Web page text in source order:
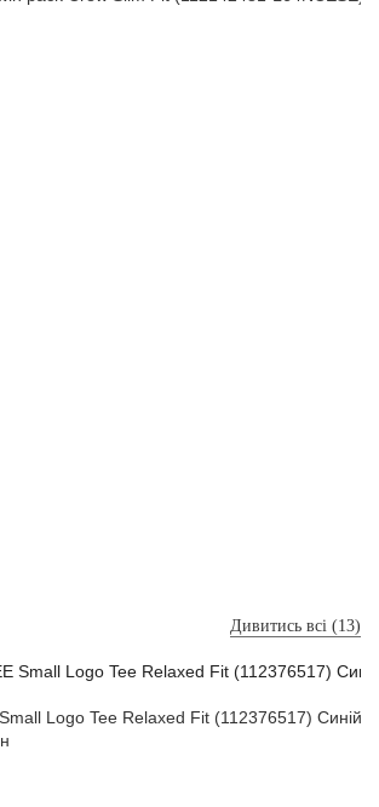
Дивитись всі (13)
Logo Tee Relaxed Fit (112376517) Синій